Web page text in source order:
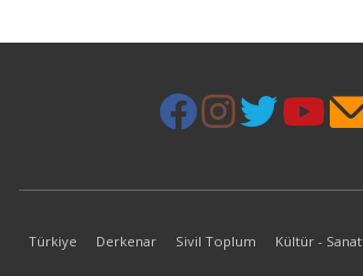
Türkiye Derkenar Sivil Toplum Kültür - Sanat